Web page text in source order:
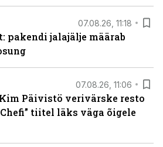
07.08.26, 11:18
pakendi jalajälje määrab
07.08.26, 11:06
Päivistö verivärske resto
tiitel läks väga õigele